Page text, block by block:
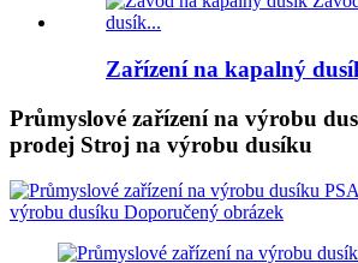
Zařízení na kapalný
Průmyslové zařízení na výrobu
prodej Stroj na výrobu dusíku